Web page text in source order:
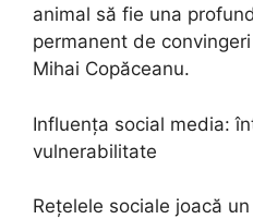
animal să fie una
permanent de
Mihai Copăceanu.
Influența social media:
vulnerabilitate
Rețelele sociale joacă